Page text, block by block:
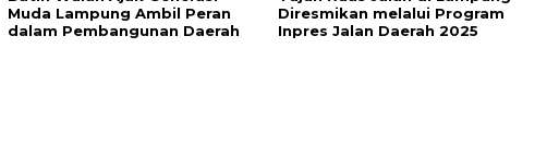
Muda Lampung Ambil Peran
dalam Pembangunan Daerah
Diresmikan melalui Program
Inpres Jalan Daerah 2025